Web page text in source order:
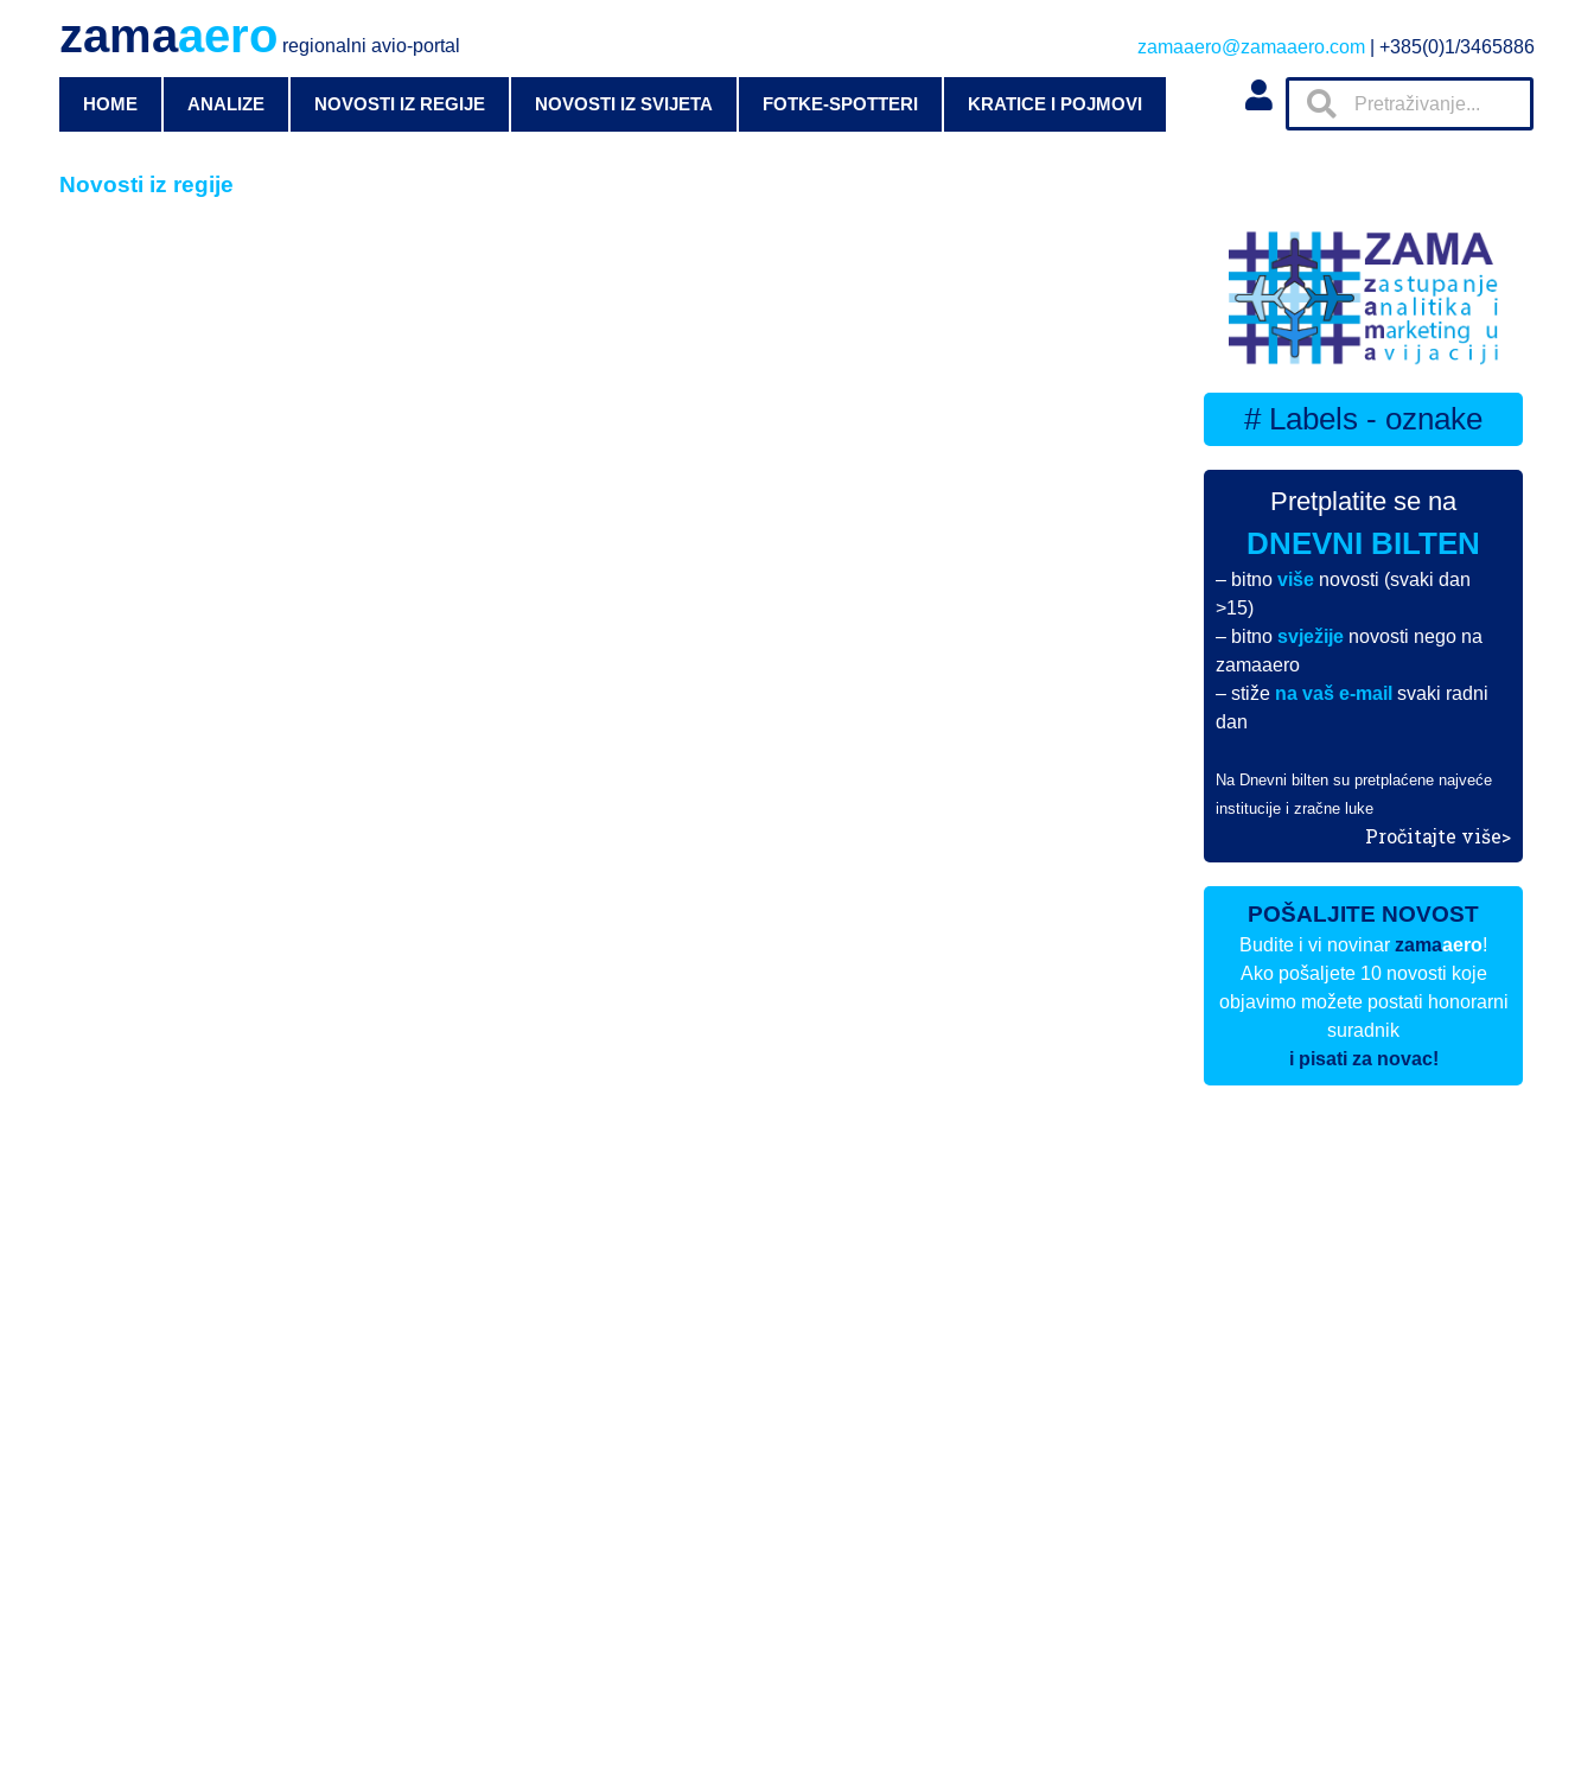
zamaaero regionalni avio-portal zamaaero@zamaaero.com | +385(0)1/3465886
HOME ANALIZE NOVOSTI IZ REGIJE NOVOSTI IZ SVIJETA FOTKE-SPOTTERI KRATICE I POJMOVI
Novosti iz regije
# Labels - oznake
Pretplatite se na
DNEVNI BILTEN
– bitnoviše novosti (svaki dan
>15)
– bitnosvježije novosti nego na
zamaaero
– stiže na vaš e-mail svaki radni
dan
Na Dnevni bilten su pretplaćene najveće
institucije i zračne luke
Pročitajte više>
POŠALJITE NOVOST
Budite i vi novinarzamaaero!
Ako pošaljete 10 novosti koje
objavimo možete postati honorarni
suradnik
i pisati za novac!